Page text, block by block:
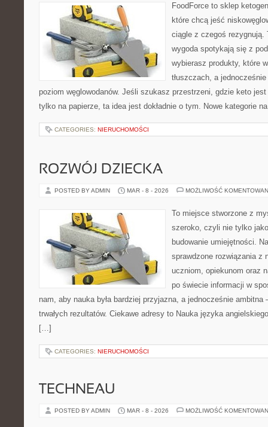
FoodForce to sklep
które chcą jeść
ciągle z czegoś rezygnują.
wygoda spotykają się z
wybierasz produkty, które
tłuszczach, a
poziom węglowodanów. Jeśli szukasz przestrzeni, gdzie keto
tylko na papierze, ta idea jest dokładnie o tym. Nowe kategorie
CATEGORIES: NIERUCHOMOŚCI
ROZWÓJ DZIECKA
POSTED BY ADMIN MAR - 8 - 2026 MOŻLIWOŚĆ
To miejsce stworzone z
szeroko, czyli nie tylko
budowanie umiejętności.
sprawdzone rozwiązania z
uczniom, opiekunom oraz
po świecie informacji w
nam, aby nauka była bardziej przyjazna, a jednocześnie ambitna
trwałych rezultatów. Ciekawe adresy to Nauka języka
[…]
CATEGORIES: NIERUCHOMOŚCI
TECHNEAU
POSTED BY ADMIN MAR - 8 - 2026 MOŻLIWOŚĆ